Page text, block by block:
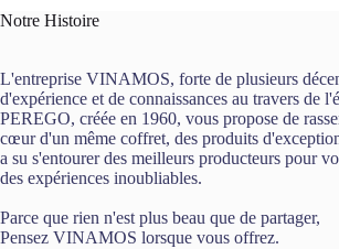
BIO
80g
du
Thé
Notre Histoire
L'entreprise VINAMOS, forte de plusieurs
d'expérience et de connaissances au travers de
PEREGO, créée en 1960, vous propose de
cœur d'un même coffret, des produits
a su s'entourer des meilleurs producteurs pour
des expériences inoubliables.
Parce que rien n'est plus beau que de partager,
Pensez VINAMOS lorsque vous offrez.